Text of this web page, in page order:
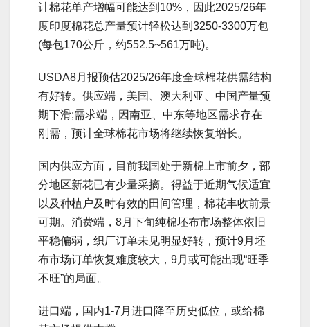
计棉花单产增幅可能达到10%，因此2025/26年
度印度棉花总产量预计轻松达到3250-3300万包
(每包170公斤，约552.5~561万吨)。
USDA8月报预估2025/26年度全球棉花供需结构
有好转。供应端，美国、澳大利亚、中国产量预
期下滑;需求端，因南亚、中东等地区需求存在
刚需，预计全球棉花市场将继续恢复增长。
国内供应方面，目前我国处于新棉上市前夕，部
分地区新花已有少量采摘。得益于近期气候适宜
以及种植户及时有效的田间管理，棉花丰收前景
可期。消费端，8月下旬纯棉坯布市场整体依旧
平稳偏弱，织厂订单未见明显好转，预计9月坯
布市场订单恢复难度较大，9月或可能出现“旺季
不旺”的局面。
进口端，国内1-7月进口降至历史低位，或给棉